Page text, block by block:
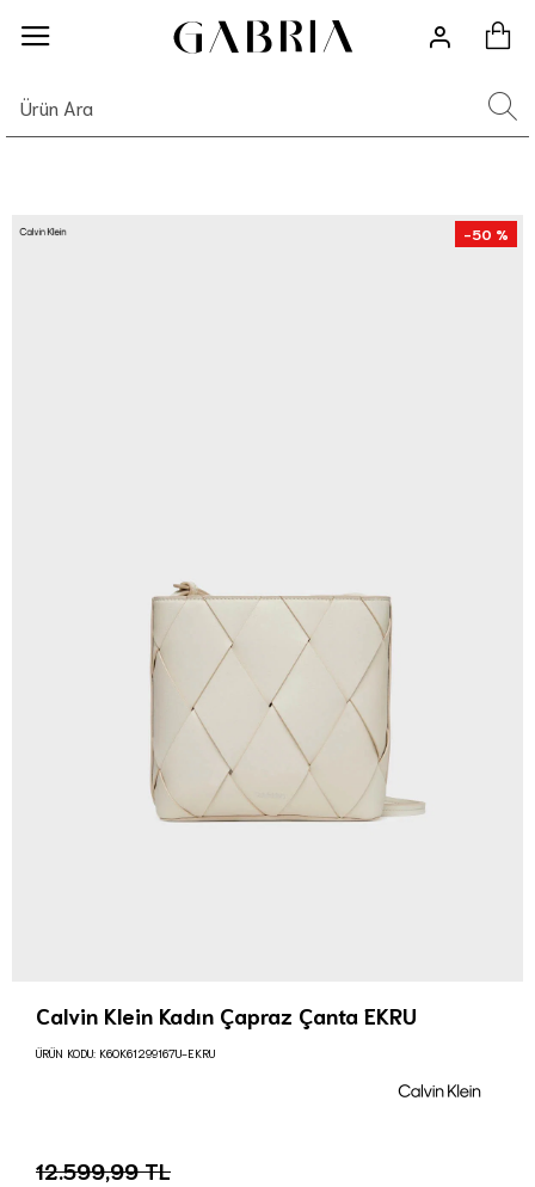
-50 %
Calvin Klein Kadın Çapraz Çanta EKRU
12.599,99 TL
ÜRÜN KODU: K60K61299167U-EKRU